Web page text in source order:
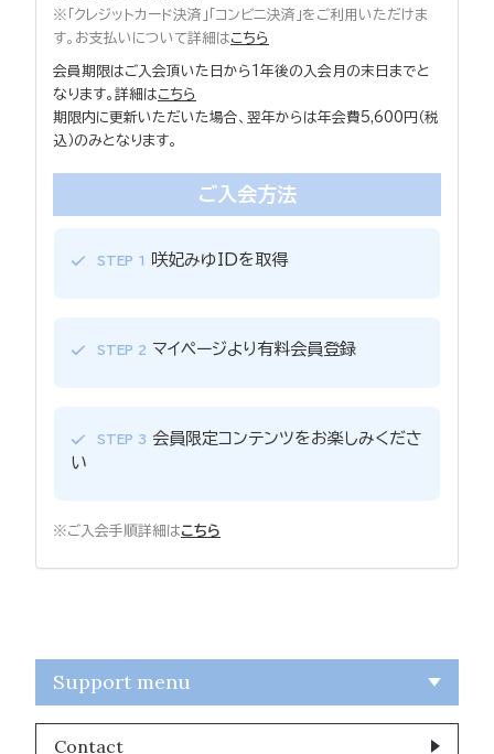
※「クレジットカード決済」「コンビニ決済」をご利用いただけま
す。お支払いについて詳細はこちら
会員期限はご入会頂いた日から1年後の入会月の末日までと
なります。詳細はこちら
期限内に更新いただいた場合、翌年からは年会費5,600円（税
込）のみとなります。
ご入会方法
STEP 1 咲妃みゆIDを取得
STEP 2 マイページより有料会員登録
STEP 3
会員限定コンテンツをお楽しみくださ
い
※ご入会手順詳細はこちら
Support menu
Contact